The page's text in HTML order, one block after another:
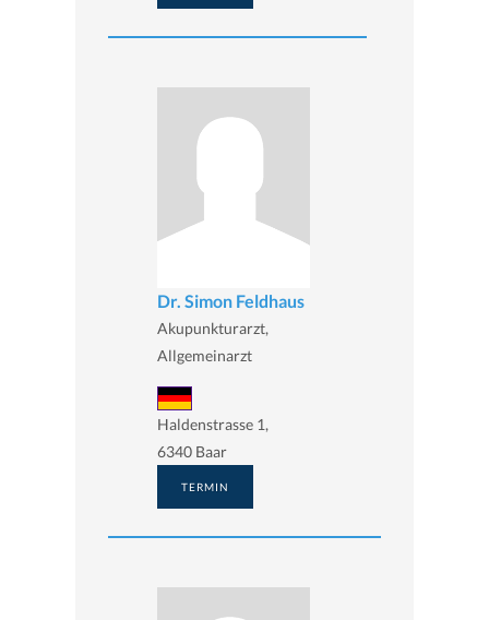
Dr. Simon Feldhaus
Akupunkturarzt,
Allgemeinarzt
Haldenstrasse 1,
6340 Baar
TERMIN